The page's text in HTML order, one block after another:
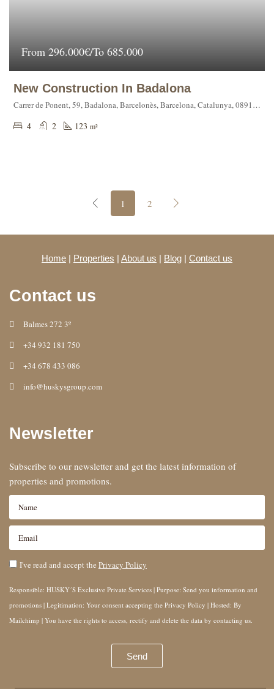
From 296.000€/To 685.000
New Construction In Badalona
Carrer de Ponent, 59, Badalona, Barcelonès, Barcelona, Catalunya, 08911, España
4 2 123 m²
1 2
Home | Properties | About us | Blog | Contact us
Contact us
Balmes 272 3º
+34 932 181 750
+34 678 433 086
info@huskysgroup.com
Newsletter
Subscribe to our newsletter and get the latest information of
properties and promotions.
I've read and accept the Privacy Policy
Responsible: HUSKY´S Exclusive Private Services | Purpose: Send you information and
promotions | Legitimation: Your consent accepting the Privacy Policy | Hosted: By
Mailchimp | You have the rights to access, rectify and delete the data by contacting us.
Send